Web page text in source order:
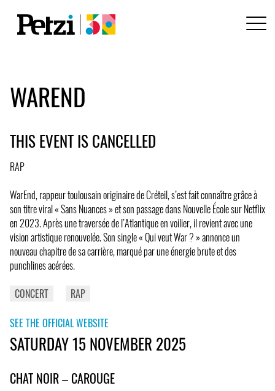
WAREND
THIS EVENT IS CANCELLED
RAP
WarEnd, rappeur toulousain originaire de Créteil, s’est fait connaître grâce à
son titre viral « Sans Nuances » et son passage dans Nouvelle École sur Netflix
en 2023. Après une traversée de l’Atlantique en voilier, il revient avec une
vision artistique renouvelée. Son single « Qui veut War ? » annonce un
nouveau chapitre de sa carrière, marqué par une énergie brute et des
punchlines acérées.
CONCERT
RAP
SEE THE OFFICIAL WEBSITE
SATURDAY 15 NOVEMBER 2025
CHAT NOIR – CAROUGE